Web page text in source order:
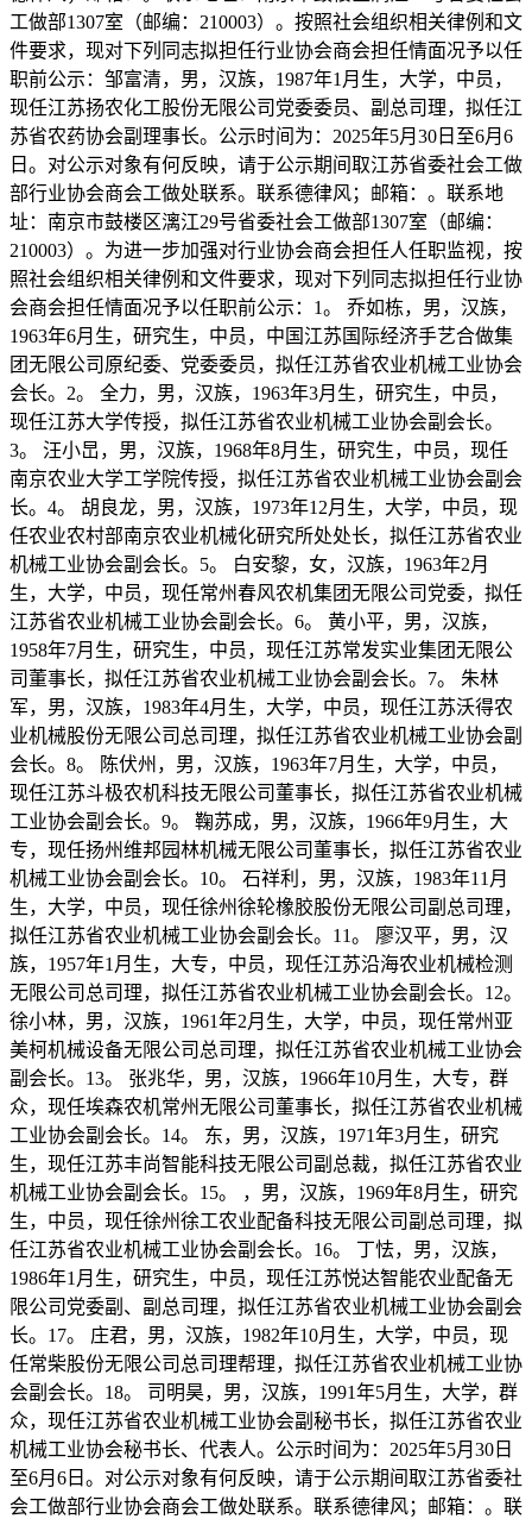
工做部1307室（邮编：210003）。按照社会组织相关律例和文
件要求，现对下列同志拟担任行业协会商会担任情面况予以任
职前公示：邹富清，男，汉族，1987年1月生，大学，中员，
现任江苏扬农化工股份无限公司党委委员、副总司理，拟任江
苏省农药协会副理事长。公示时间为：2025年5月30日至6月6
日。对公示对象有何反映，请于公示期间取江苏省委社会工做
部行业协会商会工做处联系。联系德律风；邮箱：。联系地
址：南京市鼓楼区漓江29号省委社会工做部1307室（邮编：
210003）。为进一步加强对行业协会商会担任人任职监视，按
照社会组织相关律例和文件要求，现对下列同志拟担任行业协
会商会担任情面况予以任职前公示：1。 乔如栋，男，汉族，
1963年6月生，研究生，中员，中国江苏国际经济手艺合做集
团无限公司原纪委、党委委员，拟任江苏省农业机械工业协会
会长。2。 全力，男，汉族，1963年3月生，研究生，中员，
现任江苏大学传授，拟任江苏省农业机械工业协会副会长。
3。 汪小旵，男，汉族，1968年8月生，研究生，中员，现任
南京农业大学工学院传授，拟任江苏省农业机械工业协会副会
长。4。 胡良龙，男，汉族，1973年12月生，大学，中员，现
任农业农村部南京农业机械化研究所处处长，拟任江苏省农业
机械工业协会副会长。5。 白安黎，女，汉族，1963年2月
生，大学，中员，现任常州春风农机集团无限公司党委，拟任
江苏省农业机械工业协会副会长。6。 黄小平，男，汉族，
1958年7月生，研究生，中员，现任江苏常发实业集团无限公
司董事长，拟任江苏省农业机械工业协会副会长。7。 朱林
军，男，汉族，1983年4月生，大学，中员，现任江苏沃得农
业机械股份无限公司总司理，拟任江苏省农业机械工业协会副
会长。8。 陈伏州，男，汉族，1963年7月生，大学，中员，
现任江苏斗极农机科技无限公司董事长，拟任江苏省农业机械
工业协会副会长。9。 鞠苏成，男，汉族，1966年9月生，大
专，现任扬州维邦园林机械无限公司董事长，拟任江苏省农业
机械工业协会副会长。10。 石祥利，男，汉族，1983年11月
生，大学，中员，现任徐州徐轮橡胶股份无限公司副总司理，
拟任江苏省农业机械工业协会副会长。11。 廖汉平，男，汉
族，1957年1月生，大专，中员，现任江苏沿海农业机械检测
无限公司总司理，拟任江苏省农业机械工业协会副会长。12。
徐小林，男，汉族，1961年2月生，大学，中员，现任常州亚
美柯机械设备无限公司总司理，拟任江苏省农业机械工业协会
副会长。13。 张兆华，男，汉族，1966年10月生，大专，群
众，现任埃森农机常州无限公司董事长，拟任江苏省农业机械
工业协会副会长。14。 东，男，汉族，1971年3月生，研究
生，现任江苏丰尚智能科技无限公司副总裁，拟任江苏省农业
机械工业协会副会长。15。 ，男，汉族，1969年8月生，研究
生，中员，现任徐州徐工农业配备科技无限公司副总司理，拟
任江苏省农业机械工业协会副会长。16。 丁怯，男，汉族，
1986年1月生，研究生，中员，现任江苏悦达智能农业配备无
限公司党委副、副总司理，拟任江苏省农业机械工业协会副会
长。17。 庄君，男，汉族，1982年10月生，大学，中员，现
任常柴股份无限公司总司理帮理，拟任江苏省农业机械工业协
会副会长。18。 司明昊，男，汉族，1991年5月生，大学，群
众，现任江苏省农业机械工业协会副秘书长，拟任江苏省农业
机械工业协会秘书长、代表人。公示时间为：2025年5月30日
至6月6日。对公示对象有何反映，请于公示期间取江苏省委社
会工做部行业协会商会工做处联系。联系德律风；邮箱：。联